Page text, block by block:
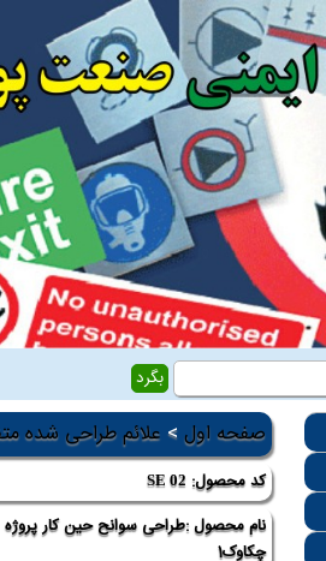
صفحه اول> علائم طراحی شده
کد محصول: SE 02
نام محصول :طراحی سوانح حین کار پروژه
چکاوک1